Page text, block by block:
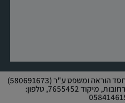
אתר זה משוייך לעמותת לב וחסד הוראה ומשפט ע"ר (580691673)
רחוב קפרא מנשה, 39, רחובות, מיקוד 7655452, טלפון: